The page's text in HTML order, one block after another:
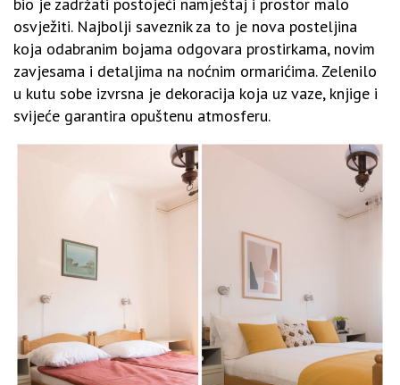
osvježiti. Najbolji saveznik za to je nova posteljina
koja odabranim bojama odgovara prostirkama, novim
zavjesama i detaljima na noćnim ormarićima. Zelenilo
u kutu sobe izvrsna je dekoracija koja uz vaze, knjige i
svijeće garantira opuštenu atmosferu.